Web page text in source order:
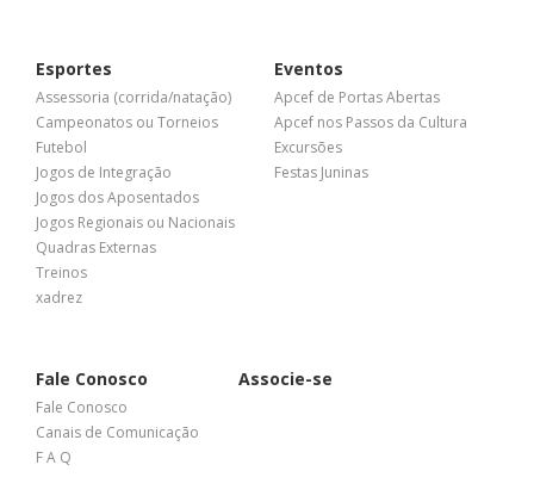
Esportes
Assessoria (corrida/natação)
Campeonatos ou Torneios
Futebol
Jogos de Integração
Jogos dos Aposentados
Jogos Regionais ou Nacionais
Quadras Externas
Treinos
xadrez
Eventos
Apcef de Portas Abertas
Apcef nos Passos da Cultura
Excursões
Festas Juninas
Fale Conosco
Fale Conosco
Canais de Comunicação
F A Q
Associe-se